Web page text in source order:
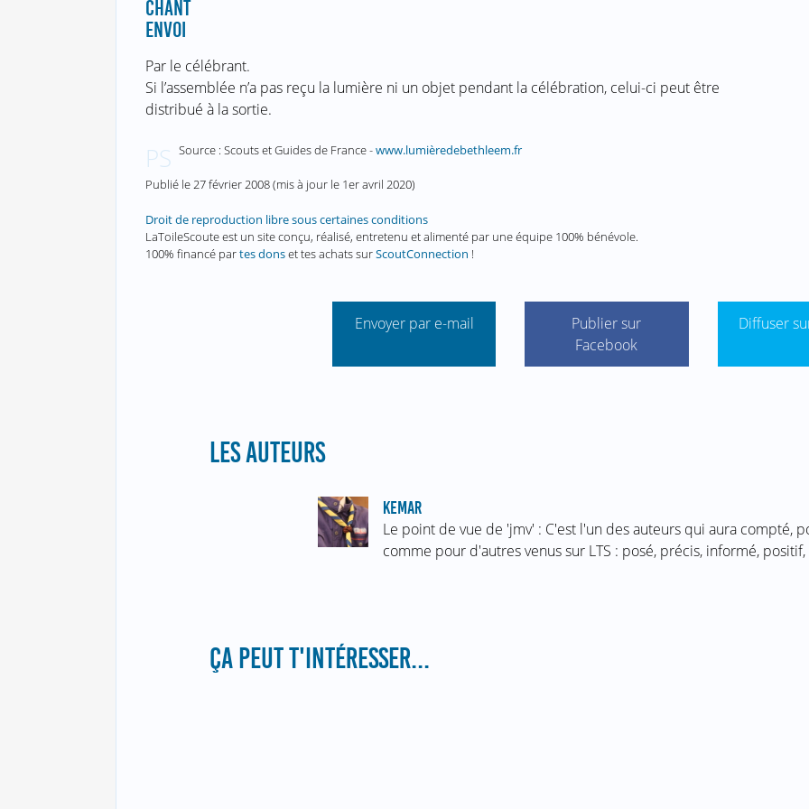
CHANT
ENVOI
Par le célébrant.
Si l’assemblée n’a pas reçu la lumière ni un objet pendant la célébration, celui-ci peut être
distribué à la sortie.
PS Source : Scouts et Guides de France -www.lumièredebethleem.fr
Publié le27 février 2008(mis à jour le 1er avril 2020)
Droit de reproduction libre sous certaines conditions
LaToileScoute est un site conçu, réalisé, entretenu et alimenté par une équipe 100% bénévole.
100% financé partes donset tes achats surScoutConnection !
Envoyer par e-mail
Publier sur
Facebook
Diffuser
LES AUTEURS
KEMAR
Le point de vue de 'jmv' : C'est l'un des auteurs qui aura compté,
comme pour d'autres venus sur LTS : posé, précis, informé,
ÇA PEUT T'INTÉRESSER...